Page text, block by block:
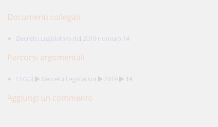
Documenti collegati
Decreto Legislativo del 2019 numero 14
Percorsi argomentali
LEGGI Decreto Legislativo 2019 14
Aggiungi un commento